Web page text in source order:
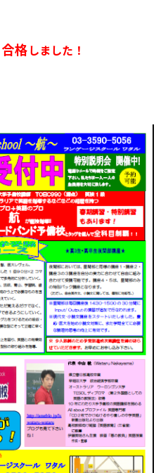
格しました！